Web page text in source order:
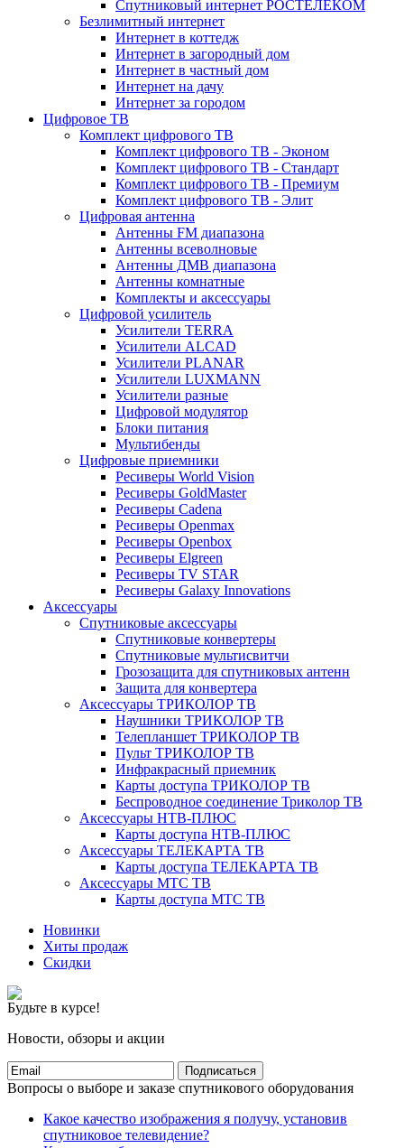
Спутниковый интернет РОСТЕЛЕКОМ
Безлимитный интернет
Интернет в коттедж
Интернет в загородный дом
Интернет в частный дом
Интернет на дачу
Интернет за городом
Цифровое ТВ
Комплект цифрового ТВ
Комплект цифрового ТВ - Эконом
Комплект цифрового ТВ - Стандарт
Комплект цифрового ТВ - Премиум
Комплект цифрового ТВ - Элит
Цифровая антенна
Антенны FM диапазона
Антенны всеволновые
Антенны ДМВ диапазона
Антенны комнатные
Комплекты и аксессуары
Цифровой усилитель
Усилители TERRA
Усилители ALCAD
Усилители PLANAR
Усилители LUXMANN
Усилители разные
Цифровой модулятор
Блоки питания
Мультибенды
Цифровые приемники
Ресиверы World Vision
Ресиверы GoldMaster
Ресиверы Cadena
Ресиверы Openmax
Ресиверы Openbox
Ресиверы Elgreen
Ресиверы TV STAR
Ресиверы Galaxy Innovations
Аксессуары
Спутниковые аксессуары
Спутниковые конвертеры
Спутниковые мультисвитчи
Грозозащита для спутниковых антенн
Защита для конвертера
Аксессуары ТРИКОЛОР ТВ
Наушники ТРИКОЛОР ТВ
Телепланшет ТРИКОЛОР ТВ
Пульт ТРИКОЛОР ТВ
Инфракрасный приемник
Карты доступа ТРИКОЛОР ТВ
Беспроводное соединение Триколор ТВ
Аксессуары НТВ-ПЛЮС
Карты доступа НТВ-ПЛЮС
Аксессуары ТЕЛЕКАРТА ТВ
Карты доступа ТЕЛЕКАРТА ТВ
Аксессуары МТС ТВ
Карты доступа МТС ТВ
Новинки
Хиты продаж
Скидки
Будьте в курсе!
Новости, обзоры и акции
Подписаться
Вопросы о выборе и заказе спутникового оборудования
Какое качество изображения я получу, установив
спутниковое телевидение?